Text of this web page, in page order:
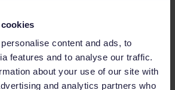
content and ads, to
features and to analyse our traffic.
about your use of our site with
and analytics partners who
optimisé.
Comme pour le